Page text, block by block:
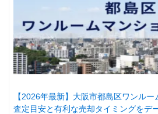
【2026年最新】大阪市都島区ワンルー
査定目安と有利な売却タイミングをデ